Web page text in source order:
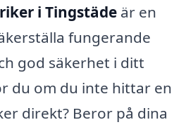
i Tingstäde är en
fungerande
god säkerhet i ditt
du om du inte hittar en
direkt? Beror på dina